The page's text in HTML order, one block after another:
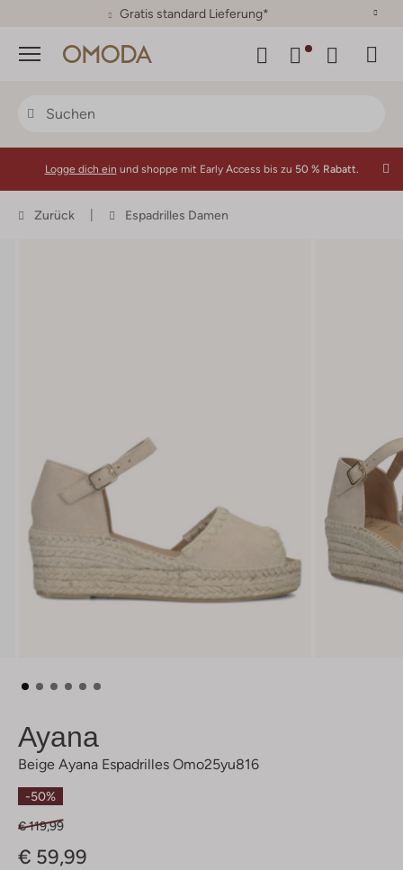
30 Tage Rückgaberecht
Menü
Logge dich ein und shoppe mit Early Access bis zu 50 % Rabatt.
Zurück Espadrilles Damen
Ayana
Beige Ayana Espadrilles Omo25yu816
-50%
€ 119,99
€ 59,99